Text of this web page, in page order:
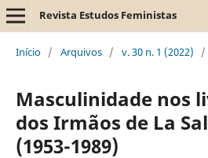
Revista Estudos Feministas
Início / Arquivos / v. 30 n. 1 (2022) /
Masculinidade nos
dos Irmãos de La
(1953-1989)